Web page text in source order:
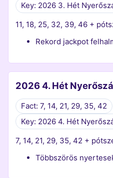
Key: 2026 3. Hét
11, 18, 25, 32, 39, 46 +
Rekord jackpot
2026 4. Hét
Fact: 7, 14, 21, 29, 35, 42
Key: 2026 4. Hét
7, 14, 21, 29, 35, 42 +
Többszörös